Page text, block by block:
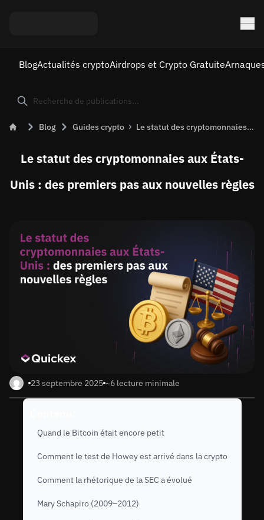
BlogActualités cryptoAirdrops et Crypto Gratuite
Blog Guides crypto Le statut des cryptomonnaies aux États-Unis : des premiers pas aux nouvelles règles
Le statut des cryptomonnaies aux États-
Unis : des premiers pas aux nouvelles règles
23 septembre 2025 ~6 lecture minimale
Quand le Bitcoin était encore petit
Comment le test de Howey est arrivé dans la crypto
Comment la rhétorique de la SEC a évolué
Mary Schapiro (2009–2012)